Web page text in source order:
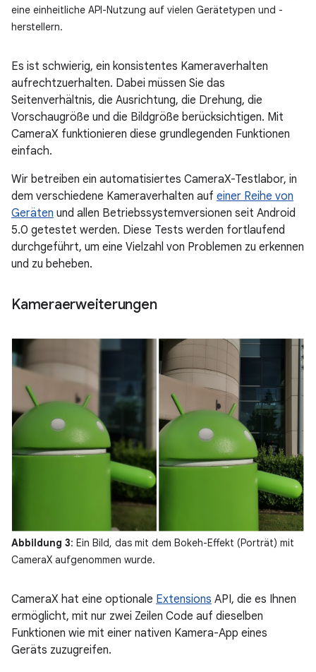
eine einheitliche API-Nutzung auf vielen Gerätetypen und -
herstellern.
Es ist schwierig, ein konsistentes Kameraverhalten
aufrechtzuerhalten. Dabei müssen Sie das
Seitenverhältnis, die Ausrichtung, die Drehung, die
Vorschaugröße und die Bildgröße berücksichtigen. Mit
CameraX funktionieren diese grundlegenden Funktionen
einfach.
Wir betreiben ein automatisiertes CameraX-Testlabor, in
dem verschiedene Kameraverhalten auf einer Reihe von
Geräten und allen Betriebssystemversionen seit Android
5.0 getestet werden. Diese Tests werden fortlaufend
durchgeführt, um eine Vielzahl von Problemen zu erkennen
und zu beheben.
Kameraerweiterungen
Abbildung 3: Ein Bild, das mit dem Bokeh-Effekt (Porträt) mit
CameraX aufgenommen wurde.
CameraX hat eine optionale Extensions API, die es Ihnen
ermöglicht, mit nur zwei Zeilen Code auf dieselben
Funktionen wie mit einer nativen Kamera-App eines
Geräts zuzugreifen.